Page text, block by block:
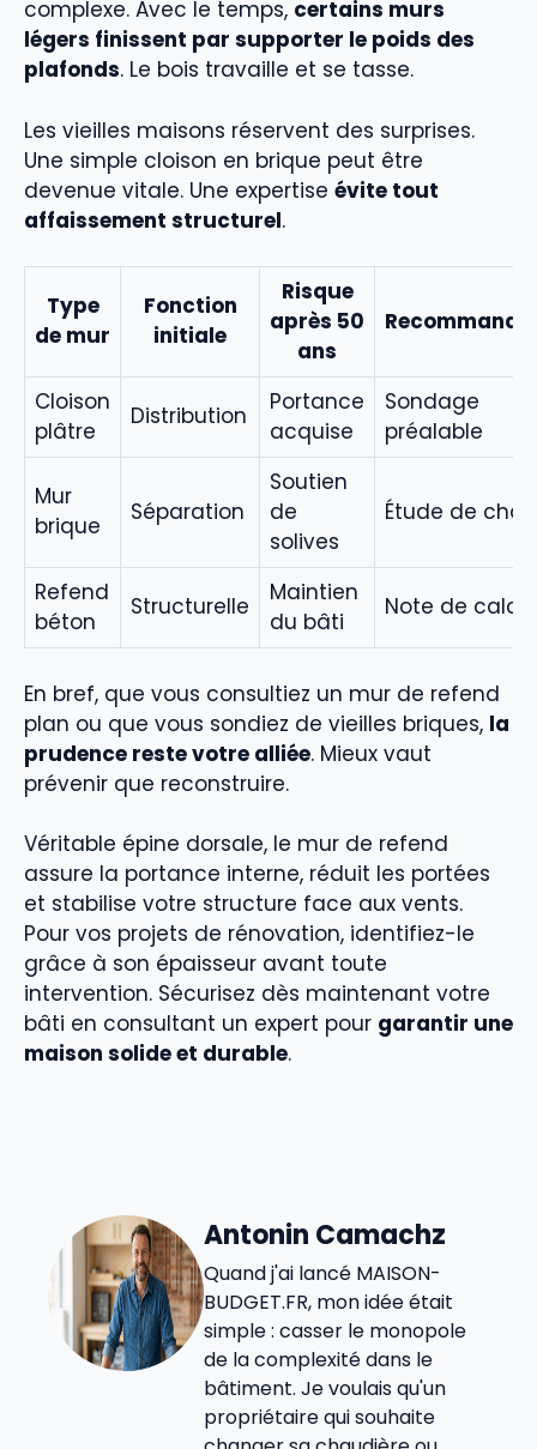
complexe. Avec le temps, certains murs
légers finissent par supporter le poids des
plafonds. Le bois travaille et se tasse.
Les vieilles maisons réservent des surprises.
Une simple cloison en brique peut être
devenue vitale. Une expertise évite tout
affaissement structurel.
Type
de mur
Fonction
initiale
Risque
après 50
ans
Cloison
plâtre
Distribution
Portance
acquise
Sondage
préalable
Mur
brique
Séparation
Soutien
de
solives
Étude de
Refend
béton
Structurelle
Maintien
du bâti
Note de calcul
En bref, que vous consultiez un mur de refend
plan ou que vous sondiez de vieilles briques, la
prudence reste votre alliée. Mieux vaut
prévenir que reconstruire.
Véritable épine dorsale, le mur de refend
assure la portance interne, réduit les portées
et stabilise votre structure face aux vents.
Pour vos projets de rénovation, identifiez-le
grâce à son épaisseur avant toute
intervention. Sécurisez dès maintenant votre
bâti en consultant un expert pour garantir une
maison solide et durable.
Antonin Camachz
Quand j'ai lancé MAISON-
BUDGET.FR, mon idée était
simple : casser le monopole
de la complexité dans le
bâtiment. Je voulais qu'un
propriétaire qui souhaite